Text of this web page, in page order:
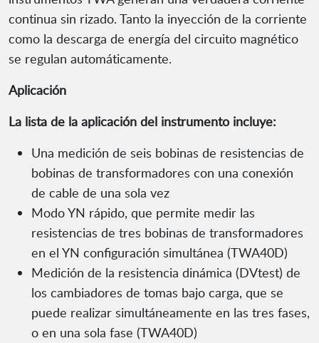
continua sin rizado. Tanto la inyección de la corriente
como la descarga de energía del circuito magnético
se regulan automáticamente.
Aplicación
La lista de la aplicación del instrumento incluye:
Una medición de seis bobinas de resistencias de
bobinas de transformadores con una conexión
de cable de una sola vez
Modo YN rápido, que permite medir las
resistencias de tres bobinas de transformadores
en el YN configuración simultánea (TWA40D)
Medición de la resistencia dinámica (DVtest) de
los cambiadores de tomas bajo carga, que se
puede realizar simultáneamente en las tres fases,
o en una sola fase (TWA40D)